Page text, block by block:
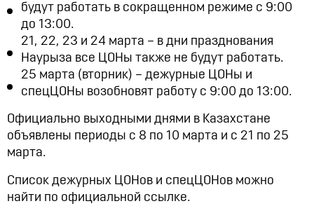
будут работать в сокращенном режиме с 9:00
до 13:00.
21, 22, 23 и 24 марта – в дни празднования
Наурыза все ЦОНы также не будут работать.
25 марта (вторник) – дежурные ЦОНы и
спецЦОНы возобновят работу с 9:00 до 13:00.
Официально выходными днями в Казахстане
объявлены периоды с 8 по 10 марта и с 21 по 25
марта.
Список дежурных ЦОНов и спецЦОНов можно
найти по официальной ссылке.